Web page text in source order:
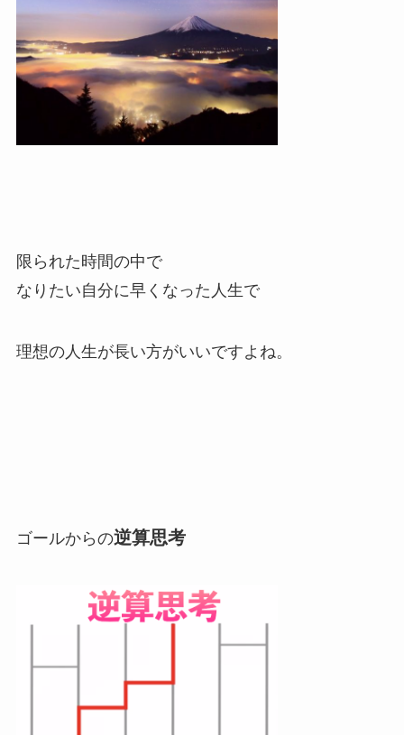
限られた時間の中で
なりたい自分に早くなった人生で
理想の人生が長い方がいいですよね。
ゴールからの逆算思考